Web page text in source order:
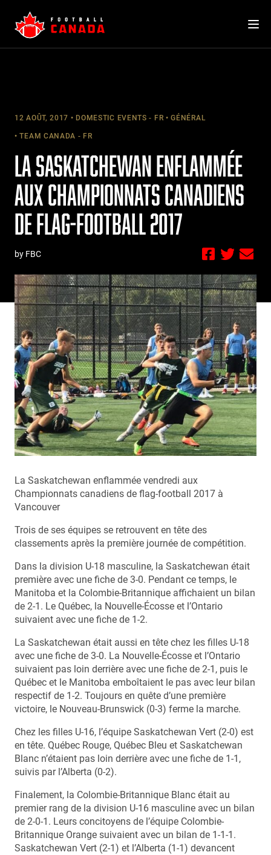
content
12 AOÛT, 2017 DOMESTIC EVENTS - FR GÉNÉRAL
TEAM CANADA - FR
LA SASKATCHEWAN ENFLAMMÉE
AUX CHAMPIONNATS CANADIENS
DE FLAG-FOOTBALL 2017
by FBC
La Saskatchewan enflammée vendredi aux
Championnats canadiens de flag-football 2017 à
Vancouver
Trois de ses équipes se retrouvent en tête des
classements après la première journée de compétition.
Dans la division U-18 masculine, la Saskatchewan était
première avec une fiche de 3-0. Pendant ce temps, le
Manitoba et la Colombie-Britannique affichaient un bilan
de 2-1. Le Québec, la Nouvelle-Écosse et l’Ontario
suivaient avec une fiche de 1-2.
La Saskatchewan était aussi en tête chez les filles U-18
avec une fiche de 3-0. La Nouvelle-Écosse et l’Ontario
suivaient pas loin derrière avec une fiche de 2-1, puis le
Québec et le Manitoba emboîtaient le pas avec leur bilan
respectif de 1-2. Toujours en quête d’une première
victoire, le Nouveau-Brunswick (0-3) ferme la marche.
Chez les filles U-16, l’équipe Saskatchewan Vert (2-0) est
en tête. Québec Rouge, Québec Bleu et Saskatchewan
Blanc n’étaient pas loin derrière avec une fiche de 1-1,
suivis par l’Alberta (0-2).
Finalement, la Colombie-Britannique Blanc était au
premier rang de la division U-16 masculine avec un bilan
de 2-0-1. Leurs concitoyens de l’équipe Colombie-
Britannique Orange suivaient avec un bilan de 1-1-1.
Saskatchewan Vert (2-1) et l’Alberta (1-1) devancent